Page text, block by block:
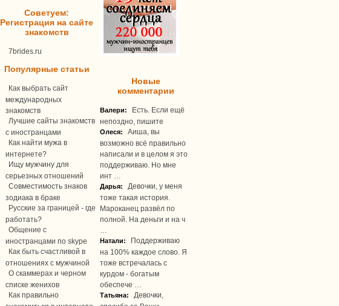
Советуем:
Регистрация на сайте
знакомств
7brides.ru
Популярные статьи
Как выбрать сайт
международных
знакомств
Лучшие сайты знакомств
с иностранцами
Как найти мужа в
интернете?
Ищу мужчину для
серьезных отношений
Совместимость знаков
зодиака в браке
Русские за границей - где
работать?
Общение с
иностранцами по skype
Как быть счастливой в
отношениях с мужчиной
О скаммерах и черном
списке женихов
Как правильно
Новые
комментарии
Валери: Есть. Если ещё
непоздно, пишите
Олеся:
Аиша, вы
возможно всё правильно
написали и в целом я это
поддерживаю. Но мне
инт …
Дарья:
Девочки, у меня
тоже такая история.
Мароканец развёл по
полной. На деньги и на ч
Натали:
Поддерживаю
на 100% каждое слово. Я
тоже встречалась с
курдом - богатым
обеспече …
Татьяна:
Девочки,